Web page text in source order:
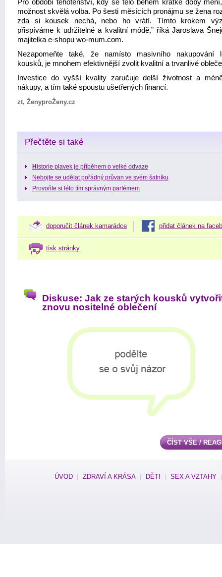
Pro období těhotenství, kdy se tělo během krátké doby
možnost skvělá volba. Po šesti měsících pronájmu se žena
zda si kousek nechá, nebo ho vrátí. Tímto krokem
přispíváme k udržitelné a kvalitní módě,” říká Jaroslava
majitelka e-shopu wo-mum.com.
Nezapomeňte také, že namísto masivního nakupování
kousků, je mnohem efektivnější zvolit kvalitní a trvanlivé
Investice do vyšší kvality zaručuje delší životnost a
nákupy, a tím také spoustu ušetřených financí.
zt, ŽenyproŽeny.cz
Přečtěte si také
Historie plavek je příběhem o velké odvaze
Nebojte se udělat pořádný průvan ve svém šatníku
Provoňte si léto tím správným parfémem
doporučit článek kamarádce přidat článek na
tisk stránky
Diskuse: Jak ze starých kousků
znovu nositelné oblečení
ČÍST VŠE /
ÚVOD ZDRAVÍ A KRÁSA DĚTI SEX A VZTAHY